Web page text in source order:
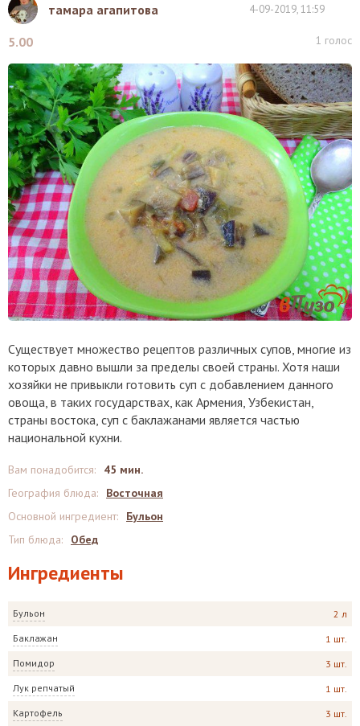
тамара агапитова 4-09-2019, 11:59
5.00 1 голос
Существует множество рецептов различных супов, многие из
которых давно вышли за пределы своей страны. Хотя наши
хозяйки не привыкли готовить суп с добавлением данного
овоща, в таких государствах, как Армения, Узбекистан,
страны востока, суп с баклажанами является частью
национальной кухни.
Ингредиенты
Бульон 2 л
Баклажан 1 шт.
Помидор 3 шт.
Лук репчатый 1 шт.
Картофель 3 шт.
Вам понадобится:
45 мин.
География блюда:
Восточная
Основной ингредиент:
Бульон
Тип блюда: Обед